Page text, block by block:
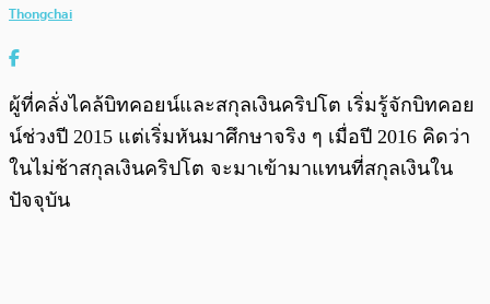
Thongchai
ผู้ที่คลั่งไคล้บิทคอยน์และสกุลเงินคริปโต เริ่มรู้จักบิทคอย
น์ช่วงปี 2015 แต่เริ่มหันมาศึกษาจริง ๆ เมื่อปี 2016 คิดว่า
ในไม่ช้าสกุลเงินคริปโต จะมาเข้ามาแทนที่สกุลเงินใน
ปัจจุบัน